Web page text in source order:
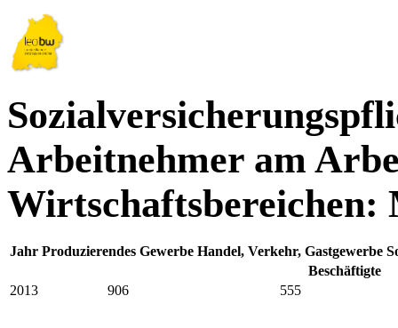
Arbeitnehmer am
Wirtschaftsbereichen:
Jahr Produzierendes Gewerbe Handel, Verkehr, Gastgewerbe
Beschäftigte
2013
906 555